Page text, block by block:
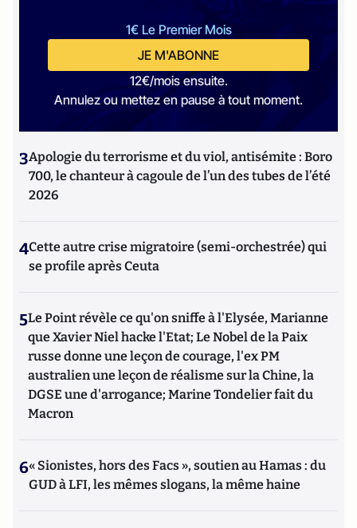
1€ Le Premier Mois
JE M'ABONNE
12€/mois ensuite.
Annulez ou mettez en pause à tout moment.
3Apologie du terrorisme et du viol, antisémite : Boro
700, le chanteur à cagoule de l’un des tubes de l’été
2026
4Cette autre crise migratoire (semi-orchestrée) qui
se profile après Ceuta
5Le Point révèle ce qu'on sniffe à l'Elysée, Marianne
que Xavier Niel hacke l'Etat; Le Nobel de la Paix
russe donne une leçon de courage, l'ex PM
australien une leçon de réalisme sur la Chine, la
DGSE une d'arrogance; Marine Tondelier fait du
Macron
6« Sionistes, hors des Facs », soutien au Hamas : du
GUD à LFI, les mêmes slogans, la même haine